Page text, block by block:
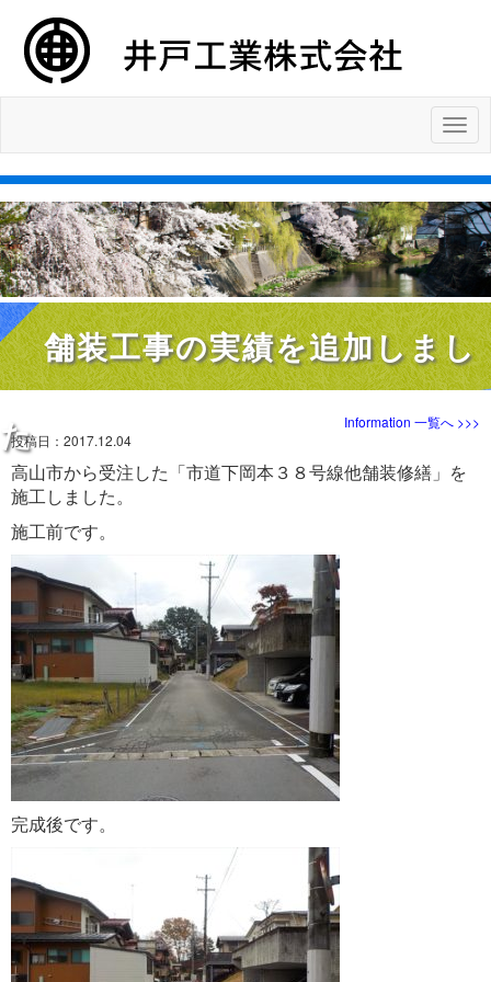
ナ
ビ
ゲ
ー
シ
ョ
ン
舗装工事の実績を追加しまし
た
Information 一覧へ >>>
投稿日： 2017.12.04
高山市から受注した「市道下岡本３８号線他舗装修繕」を
施工しました。
施工前です。
完成後です。